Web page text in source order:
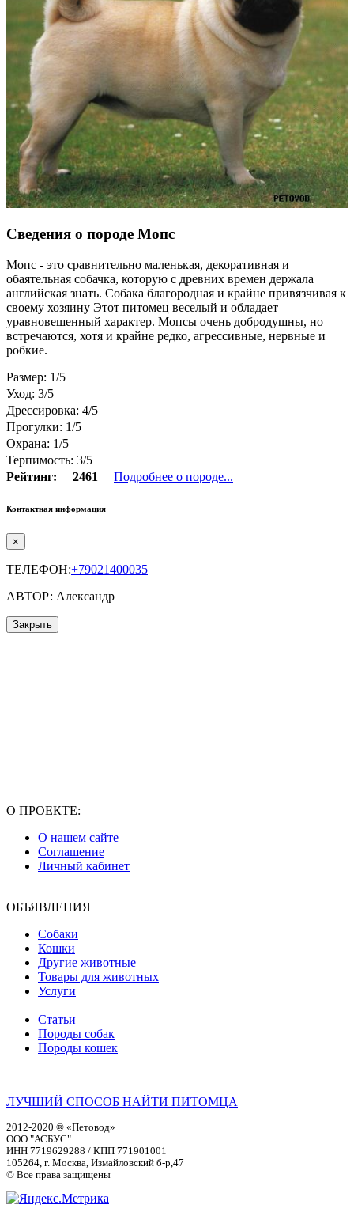
Сведения о породе Мопс
Мопс - это сравнительно маленькая, декоративная и
обаятельная собачка, которую с древних времен держала
английская знать. Собака благородная и крайне привязчивая к
своему хозяину Этот питомец веселый и обладает
уравновешенный характер. Мопсы очень добродушны, но
встречаются, хотя и крайне редко, агрессивные, нервные и
робкие.
Размер: 1/5
Уход: 3/5
Дрессировка: 4/5
Прогулки: 1/5
Охрана: 1/5
Терпимость: 3/5
Рейтинг:
2461 Подробнее о породе...
Контактная информация
×
ТЕЛЕФОН:+79021400035
АВТОР: Александр
Закрыть
О ПРОЕКТЕ:
О нашем сайте
Соглашение
Личный кабинет
ОБЪЯВЛЕНИЯ
Собаки
Кошки
Другие животные
Товары для животных
Услуги
Статьи
Породы собак
Породы кошек
ЛУЧШИЙ СПОСОБ НАЙТИ ПИТОМЦА
2012-2020 ® «Петовод»
ООО "АСБУС"
ИНН 7719629288 / КПП 771901001
105264, г. Москва, Измайловский б-р,47
© Все права защищены